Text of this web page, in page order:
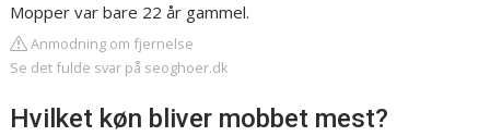
Mopper var bare 22 år gammel.
Anmodning om fjernelse
Se det fulde svar på seoghoer.dk
Hvilket køn bliver mobbet mest?